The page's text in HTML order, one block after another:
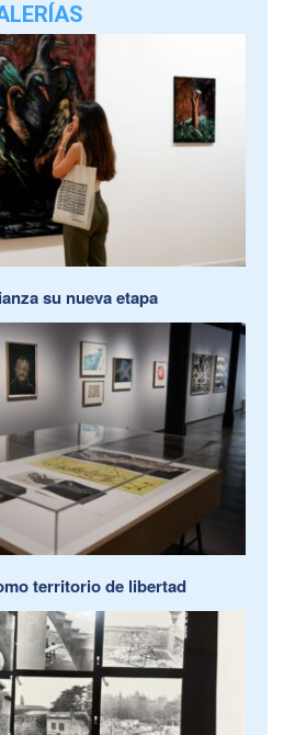
su nueva etapa
territorio de libertad